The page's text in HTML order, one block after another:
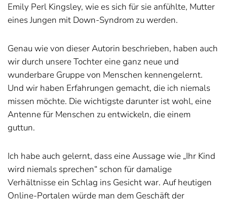
Emily Perl Kingsley, wie es sich für sie anfühlte, Mutter
eines Jungen mit Down-Syndrom zu werden.
Genau wie von dieser Autorin beschrieben, haben auch
wir durch unsere Tochter eine ganz neue und
wunderbare Gruppe von Menschen kennengelernt.
Und wir haben Erfahrungen gemacht, die ich niemals
missen möchte. Die wichtigste darunter ist wohl, eine
Antenne für Menschen zu entwickeln, die einem
guttun.
Ich habe auch gelernt, dass eine Aussage wie „Ihr Kind
wird niemals sprechen“ schon für damalige
Verhältnisse ein Schlag ins Gesicht war. Auf heutigen
Online-Portalen würde man dem Geschäft der